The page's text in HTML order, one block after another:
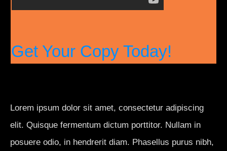
Get Your Copy Today!
Lorem ipsum dolor sit amet, consectetur adipiscing
elit. Quisque fermentum dictum porttitor. Nullam in
posuere odio, in hendrerit diam. Phasellus purus nibh,